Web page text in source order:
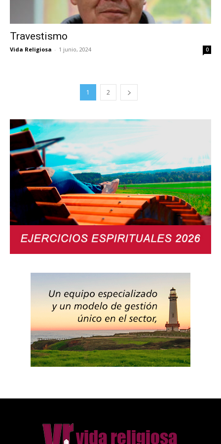
Travestismo
Vida Religiosa - 1 junio, 2024 0
1 2